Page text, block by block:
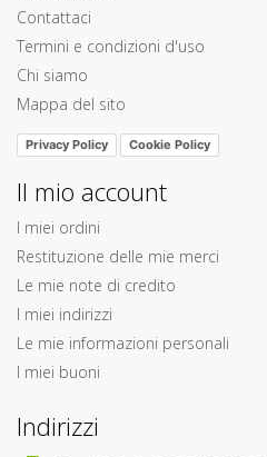
Contattaci
Termini e condizioni d'uso
Chi siamo
Mappa del sito
Privacy Policy Cookie Policy
Il mio account
I miei ordini
Restituzione delle mie merci
Le mie note di credito
I miei indirizzi
Le mie informazioni personali
I miei buoni
Indirizzi